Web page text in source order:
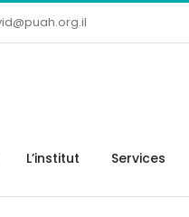
L’institut Services